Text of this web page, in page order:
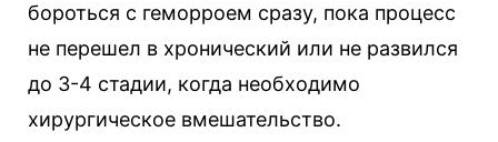
бороться с геморроем сразу, пока процесс
не перешел в хронический или не развился
до 3-4 стадии, когда необходимо
хирургическое вмешательство.